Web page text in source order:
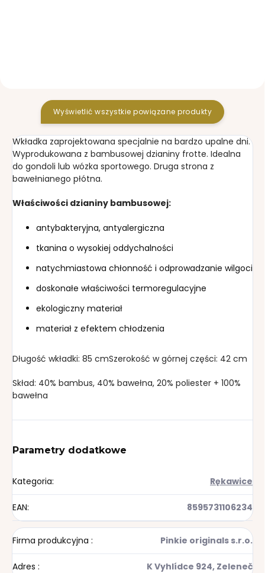
Wyświetlić wszystkie powiązane produkty
Wkładka zaprojektowana specjalnie na bardzo upalne dni.
Wyprodukowana z bambusowej dzianiny frotte. Idealna
do gondoli lub wózka sportowego. Druga strona z
bawełnianego płótna.
Właściwości dzianiny bambusowej:
antybakteryjna, antyalergiczna
tkanina o wysokiej oddychalności
natychmiastowa chłonność i odprowadzanie wilgoci
doskonałe właściwości termoregulacyjne
ekologiczny materiał
materiał z efektem chłodzenia
Długość wkładki: 85 cmSzerokość w górnej części: 42 cm
Skład: 40% bambus, 40% bawełna, 20% poliester + 100%
bawełna
Parametry dodatkowe
Kategoria: Rękawice
EAN: 8595731106234
Firma produkcyjna : Pinkie originals s.r.o.
Adres : K Vyhlídce 924, Zeleneč